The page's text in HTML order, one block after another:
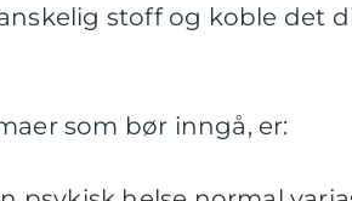
stoff og koble det
som bør inngå, er: